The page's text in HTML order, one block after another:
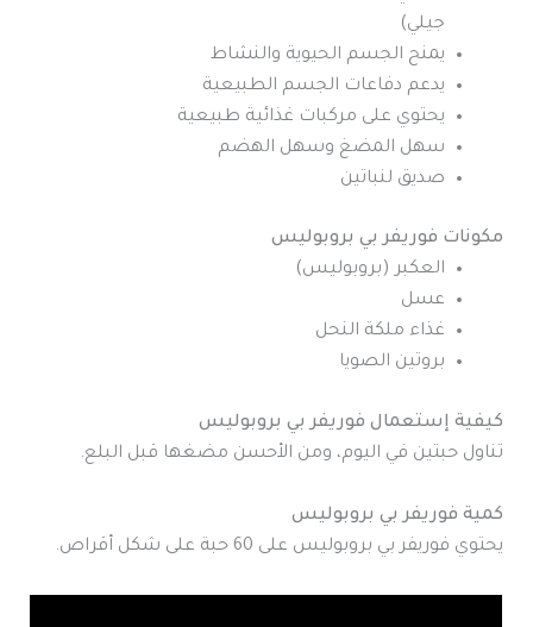
جيلي)
يمنح الجسم الحيوية والنشاط
يدعم دفاعات الجسم الطبيعية
يحتوي على مركبات غذائية طبيعية
سهل المضغ وسهل الهضم
صديق لنباتين
مكونات فوريفر بي بروبوليس
العكبر (بروبوليس)
عسل
غذاء ملكة النحل
بروتين الصويا
كيفية إستعمال فوريفر بي بروبوليس
تناول حبتين في اليوم، ومن الأحسن مضغها قبل البلع.
كمية فوريفر بي بروبوليس
يحتوي فوريفر بي بروبوليس على 60 حبة على شكل أقراص.